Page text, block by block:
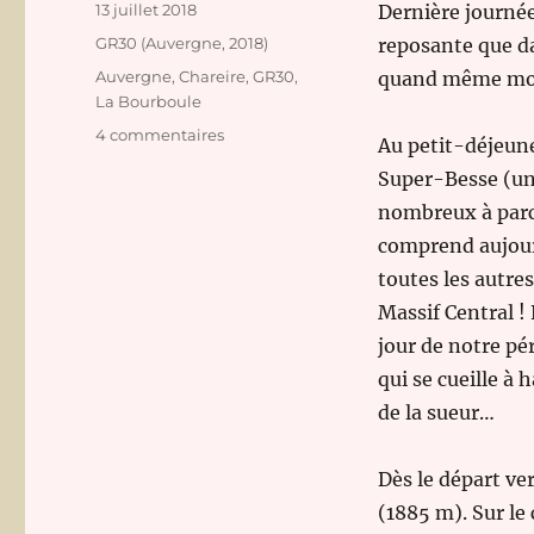
Dernière
reposante que
quand même
Au petit-
Super-Besse
nombreux à
comprend
toutes les
Massif Central !
jour de notre
qui se cueille à
de la sueur…
Dès le départ
(1885 m). Sur
Publié
13 juillet 2018
Catégories
GR30 (Auvergne, 2018)
Étiquettes
Auvergne,Chareire,GR30,
La Bourboule
4 commentairessur